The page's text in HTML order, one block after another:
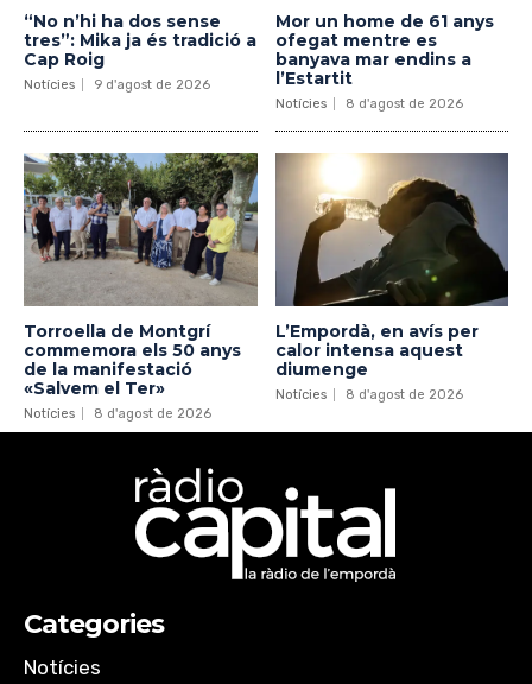
“No n’hi ha dos sense
tres”: Mika ja és tradició a
Cap Roig
Notícies 9 d'agost de 2026
Mor un home de 61 anys
ofegat mentre es
banyava mar endins a
l’Estartit
Notícies 8 d'agost de 2026
Torroella de Montgrí
commemora els 50 anys
de la manifestació
«Salvem el Ter»
Notícies 8 d'agost de 2026
L’Empordà, en avís per
calor intensa aquest
diumenge
Notícies 8 d'agost de 2026
Categories
Notícies